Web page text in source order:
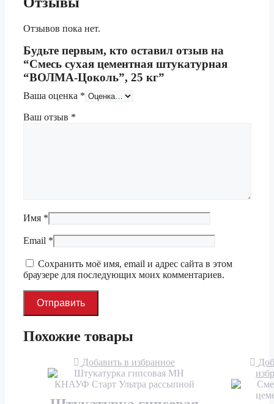
Отзывов пока нет.
Будьте первым, кто оставил отзыв на
“Смесь сухая цементная штукатурная
“ВОЛМА-Цоколь”, 25 кг”
Ваша оценка *
Ваш отзыв *
Имя *
Email *
Сохранить моё имя, email и адрес сайта в этом
браузере для последующих моих комментариев.
Похожие товары
Добавить в избранное